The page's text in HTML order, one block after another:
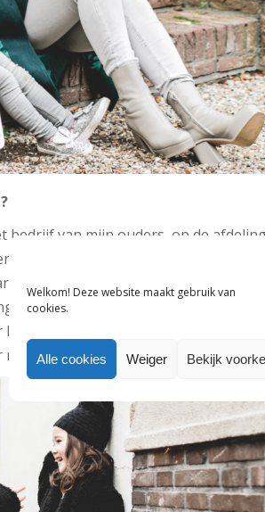
Welkom! Deze website maakt gebruik van
cookies.
Alle cookies Weiger Bekijk
bedrijf van mijn ouders, op de
in China en later in het
mijn passie ligt bij de mode. Toen ik
en wilde ik graag mijn
te maken als waar ik van hou.
guilty pleasure: veel kleding